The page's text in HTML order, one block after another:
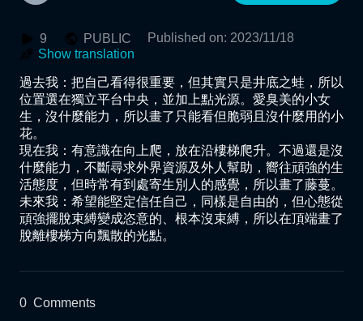
9 PUBLIC Published on: 2023/11/18
Show translation
過去我：把自己看得很重要，但其實只是井底之蛙，所以
位置選在獨立平台中央，並加上點光源。愛臭美的小女
生，沒什麼能力，所以畫了只能看但脆弱且沒什麼用的小
花。
現在我：有意識在向上爬，放在沿樓梯爬升。不過還是沒
什麼能力，不斷尋求外界資源及外人幫助，嚮往頑強的生
活態度，但時常有到處寄生別人的感覺，所以畫了藤蔓。
未來我：希望能堅定信任自己，同樣是自由的，但心態從
頑強擺脫束縛變成恣意的、根本沒束縛，所以在頂端畫了
脫離樓梯方向飄散的光點。
0 Comments